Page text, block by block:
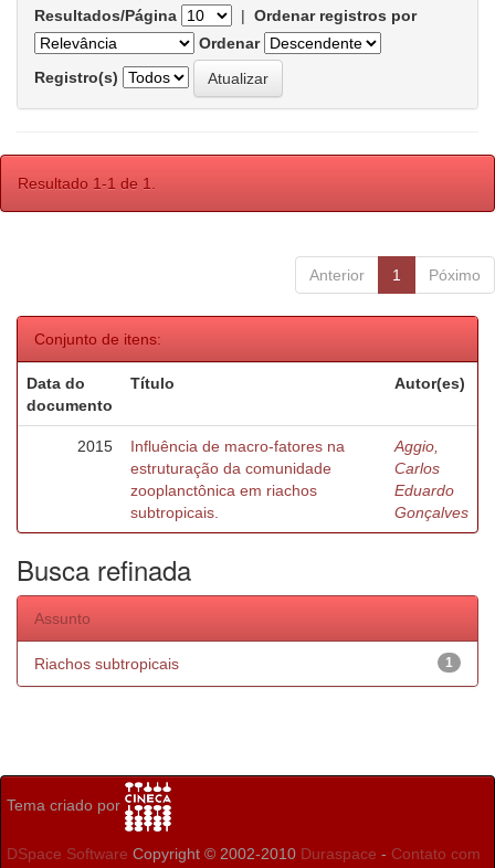
Resultados/Página | Ordenar registros por
Ordenar
Registro(s)
Resultado 1-1 de 1.
Anterior 1 Póximo
Conjunto de itens:
Data do
documento
Título Autor(es)
2015
Influência de macro-fatores na
estruturação da comunidade
zooplanctônica em riachos
subtropicais.
Aggio,
Carlos
Eduardo
Gonçalves
Busca refinada
Assunto
1
Riachos subtropicais
Tema criado por
DSpace Software Copyright © 2002-2010 Duraspace - Contato com